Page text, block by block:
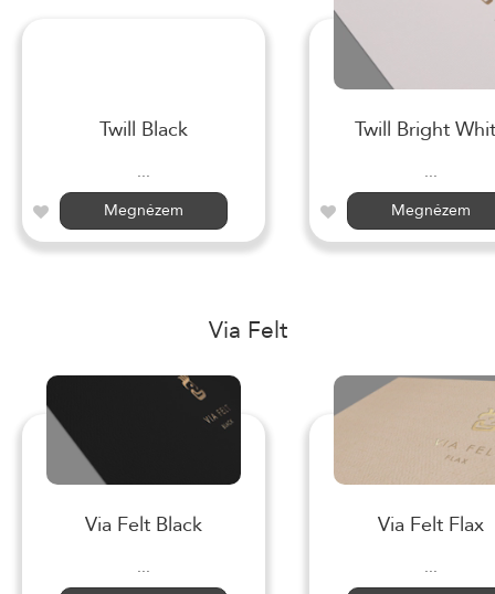
Twill Black
...
Megnézem
Twill Bright
...
Megnézem
Via Felt
Via Felt Black
...
Via Felt Flax
...